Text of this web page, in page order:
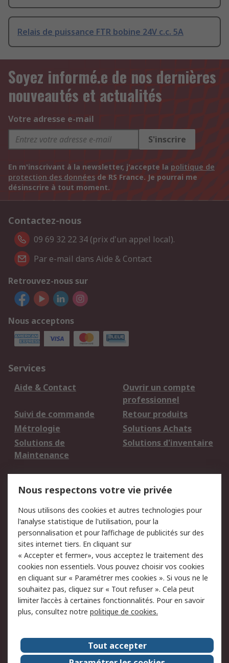
Relais de puissance FTR bobine 24V c.c. 5A
Soyez informé.e de nos dernières
nouveautés et actualités
Votre adresse e-mail
S'inscrire
En m'inscrivant à la newsletter, j'accepte la politique de
protection des données de RS France. Je pourrai me
désinscrire à tout moment.
Contactez-nous
09 69 32 22 34 (prix d'un appel local).
Par e-mail dans Aide & Contact
Retrouvez-nous sur
Nous acceptons
Services
Aide & Contact
Ouvrir un compte
professionnel
Suivi de commande
Retour produits
Métrologie
Solutions Achats
Solutions de
Maintenance
Solutions d'inventaire
du site
Politique de protection
des données - Mise à
jour
Sécurité des E-mails
Conditions générales
de vente
Politique anti-
corruption
Campagnes marketing
A propos de RS
A propos de RS France
Evénements
Le groupe RS Group Plc
Presse
Nous respectons votre vie privée
Nous utilisons des cookies et autres technologies pour
l'analyse statistique de l'utilisation, pour la
personnalisation et pour l’affichage de publicités sur des
sites internet tiers. En cliquant sur
« Accepter et fermer», vous acceptez le traitement des
cookies non essentiels. Vous pouvez choisir vos cookies
en cliquant sur « Paramétrer mes cookies ». Si vous ne le
souhaitez pas, cliquez sur « Tout refuser ». Cela peut
limiter l’accès à certaines fonctionnalités. Pour en savoir
plus, consultez notre politique de cookies.
Tout accepter